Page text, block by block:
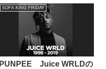
SOFA KING FRIDAY
PUNPEE Juice WRLDの